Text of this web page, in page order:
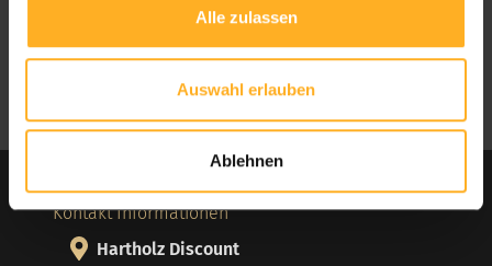
Alle zulassen
Auswahl erlauben
Ablehnen
Soziale Medien
Facebook
Pinterest
Kontakt Informationen
Hartholz Discount